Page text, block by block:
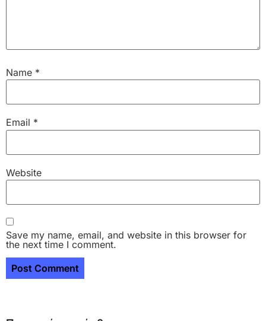
Name *
Email *
Website
Save my name, email, and website in this browser for
the next time I comment.